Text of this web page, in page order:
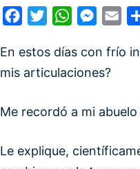
FacebookTwitterWhatsApp
En estos días con frío
mis articulaciones?
Me recordó a mi
Le explique,